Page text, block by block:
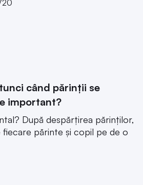
când părinții se
important?
După despărțirea părinților,
fiecare părinte și copil pe de o